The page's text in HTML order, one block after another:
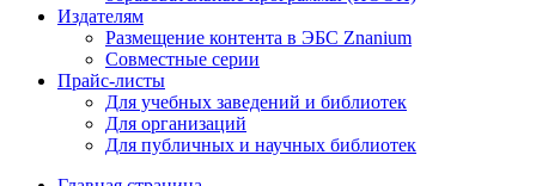
Издателям
Размещение контента в ЭБС Znanium
Совместные серии
Прайс-листы
Для учебных заведений и библиотек
Для организаций
Для публичных и научных библиотек